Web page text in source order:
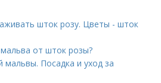
шток розу. Цветы - шток
от шток розы?
мальвы. Посадка и уход за